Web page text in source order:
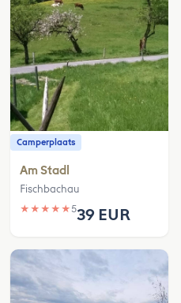
Camperplaats
Am Stadl
Fischbachau
★ ★ ★ ★ ★539 EUR